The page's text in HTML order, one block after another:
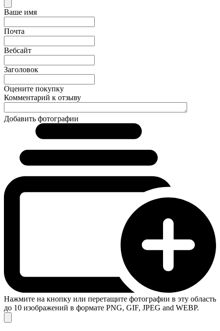
Ваше имя
Почта
Вебсайт
Заголовок
Оцените покупку
Комментарий к отзыву
Добавить фотографии
Нажмите на кнопку или перетащите фотографии в эту область
до 10 изображений в формате PNG, GIF, JPEG and WEBP.